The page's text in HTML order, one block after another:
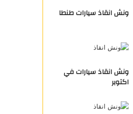
ونش انقاذ سيارات طنطا
ونش انقاذ سيارات في
اكتوبر